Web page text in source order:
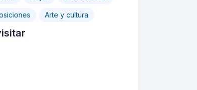
Arte y cultura